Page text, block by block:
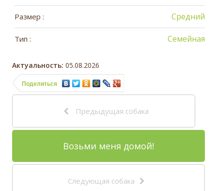
Размер : Средний
Тип : Семейная
Актуальность: 05.08.2026
Поделиться
Предыдущая собака
Возьми меня домой!
Следующая собака